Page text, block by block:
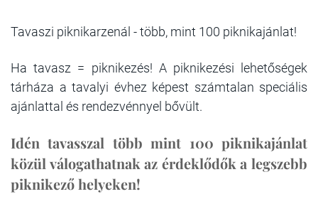
Tavaszi piknikarzenál - több, mint 100 piknikajánlat!
Ha tavasz = piknikezés! A piknikezési lehetőségek
tárháza a tavalyi évhez képest számtalan speciális
ajánlattal és rendezvénnyel bővült.
Idén tavasszal több mint 100 piknikajánlat
közül válogathatnak az érdeklődők a legszebb
piknikező helyeken!